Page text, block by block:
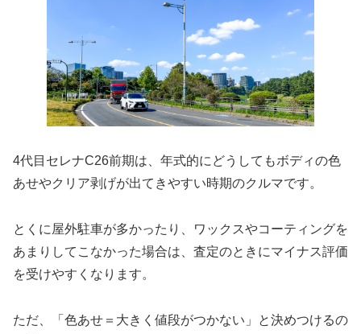
4代目セレナC26前期は、年式的にどうしてもボディの色
あせやクリア剥げが出てきやすい時期のクルマです。
とくに屋外駐車が多かったり、ワックスやコーティングを
あまりしてこなかった場合は、査定のときにマイナス評価
を受けやすくなります。
ただ、「色あせ＝大きく値段がつかない」と決めつけるの